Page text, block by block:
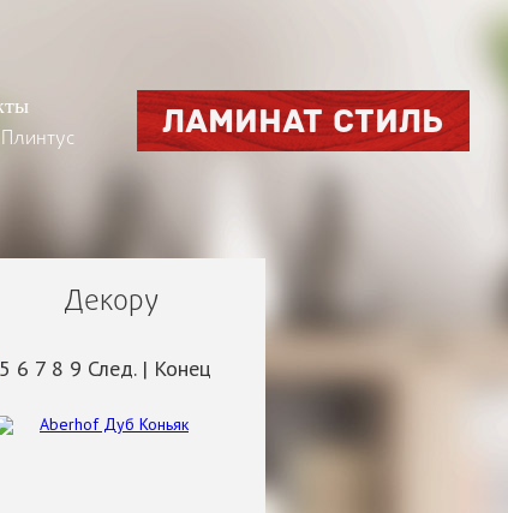
ЛАМИНАТ СТИЛЬ
Плинтус
Декору
5 6 7 8 9 След.| Конец